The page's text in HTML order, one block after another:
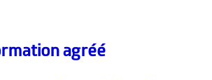
agréé